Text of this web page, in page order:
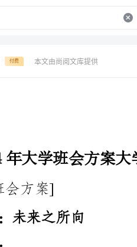
付费 本文由尚阅文库提供